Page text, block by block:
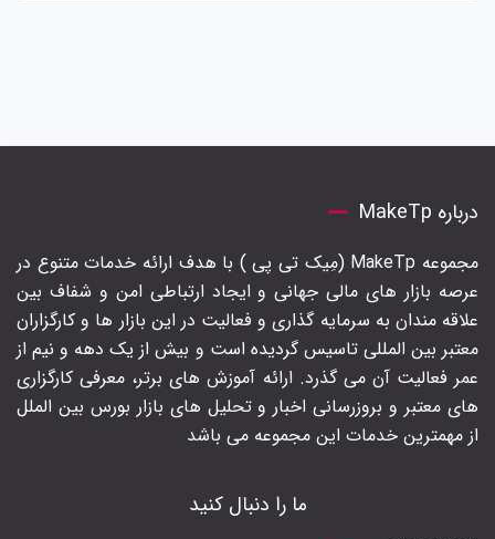
درباره MakeTp
مجموعه MakeTp (مِیک تی پی ) با هدف ارائه خدمات متنوع در
عرصه بازار های مالی جهانی و ایجاد ارتباطی امن و شفاف بین
علاقه مندان به سرمایه گذاری و فعالیت در این بازار ها و کارگزاران
معتبر بین المللی تاسیس گردیده است و بیش از یک دهه و نیم از
عمر فعالیت آن می گذرد. ارائه آموزش های برتر‍، معرفی کارگزاری
های معتبر و بروزرسانی اخبار و تحلیل های بازار بورس بین الملل
از مهمترین خدمات این مجموعه می باشد
ما را دنبال کنید